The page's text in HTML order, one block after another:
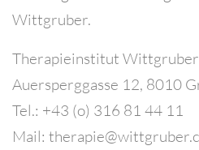
Wittgruber.
Therapieinstitut
Auersperggasse 12, 8010
Tel.: +43 (o) 316 81 44 11
Mail: